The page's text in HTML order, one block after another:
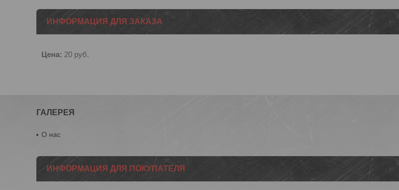
ИНФОРМАЦИЯ ДЛЯ ЗАКАЗА
Цена: 20 руб.
ГАЛЕРЕЯ
О нас
ИНФОРМАЦИЯ ДЛЯ ПОКУПАТЕЛЯ